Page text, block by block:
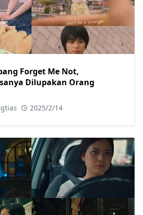
Forget Me Not,
Dilupakan Orang
2025/2/14